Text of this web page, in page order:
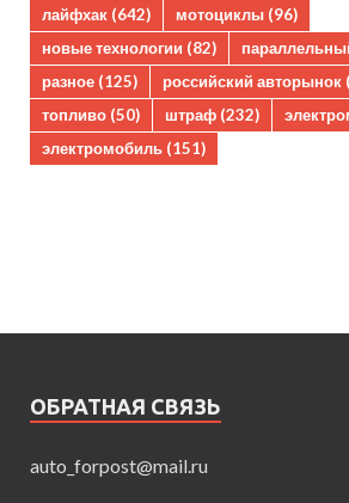
лайфхак (642) мотоциклы (96)
новые технологии (82)
разное (125) российский авторынок
топливо (50) штраф (232)
электромобиль (151)
ОБРАТНАЯ СВЯЗЬ
auto_forpost@mail.ru